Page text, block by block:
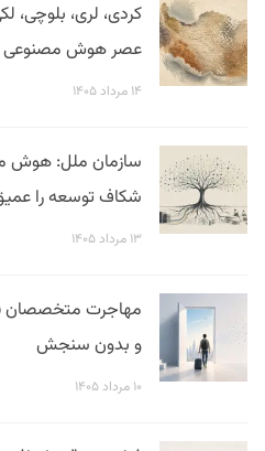
کردی، لری، بلوچی،
عصر هوش مصنوعی
۱۴ مرداد ۱۴۰۵
سازمان ملل: هوش
شکاف توسعه را
۱۳ مرداد ۱۴۰۵
مهاجرت متخصصان
و بدون سنجش
۱۰ مرداد ۱۴۰۵